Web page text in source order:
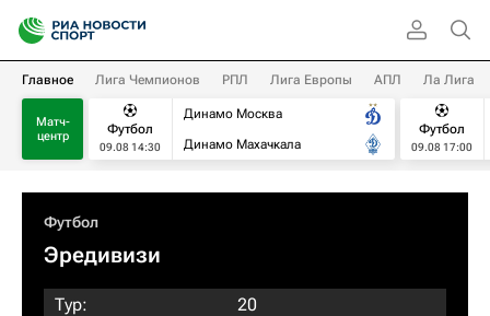
Главное Лига Чемпионов РПЛ Лига Европы АПЛ Ла Лига
Матч-
центр
Футбол
09.08 14:30
Динамо Москва
Динамо Махачкала
Футбол
09.08 17:00
Футбол
Эредивизи
Тур:
20